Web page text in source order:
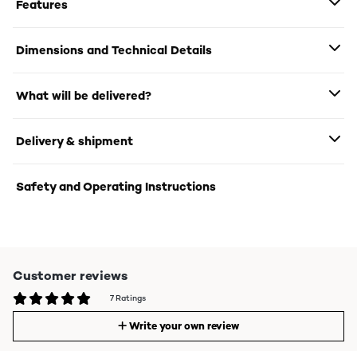
Features
Dimensions and Technical Details
What will be delivered?
Delivery & shipment
Safety and Operating Instructions
Customer reviews
7 Ratings
Write your own review